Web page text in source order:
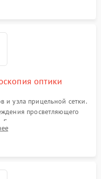
оптики
и узла прицельной сетки.
просветляющего
очистка стекол
гравированной